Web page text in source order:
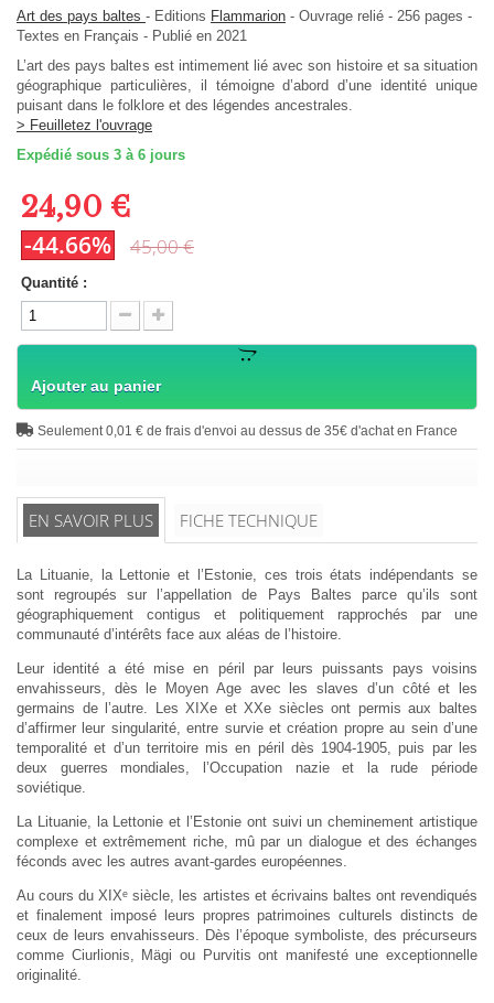
Art des pays baltes - Editions Flammarion - Ouvrage relié - 256 pages -
Textes en Français - Publié en 2021
L’art des pays baltes est intimement lié avec son histoire et sa situation
géographique particulières, il témoigne d’abord d’une identité unique
puisant dans le folklore et des légendes ancestrales.
> Feuilletez l'ouvrage
Expédié sous 3 à 6 jours
24,90 €
-44.66% 45,00 €
Quantité :
Ajouter au panier
Seulement 0,01 € de frais d'envoi au dessus de 35€ d'achat en France
EN SAVOIR PLUS FICHE TECHNIQUE
La Lituanie, la Lettonie et l’Estonie, ces trois états indépendants se
sont regroupés sur l’appellation de Pays Baltes parce qu’ils sont
géographiquement contigus et politiquement rapprochés par une
communauté d’intérêts face aux aléas de l’histoire.
Leur identité a été mise en péril par leurs puissants pays voisins
envahisseurs, dès le Moyen Age avec les slaves d’un côté et les
germains de l’autre. Les XIXe et XXe siècles ont permis aux baltes
d’affirmer leur singularité, entre survie et création propre au sein d’une
temporalité et d’un territoire mis en péril dès 1904-1905, puis par les
deux guerres mondiales, l’Occupation nazie et la rude période
soviétique.
La Lituanie, la Lettonie et l’Estonie ont suivi un cheminement artistique
complexe et extrêmement riche, mû par un dialogue et des échanges
féconds avec les autres avant-gardes européennes.
Au cours du XIXᵉ siècle, les artistes et écrivains baltes ont revendiqués
et finalement imposé leurs propres patrimoines culturels distincts de
ceux de leurs envahisseurs. Dès l’époque symboliste, des précurseurs
comme Ciurlionis, Mägi ou Purvitis ont manifesté une exceptionnelle
originalité.